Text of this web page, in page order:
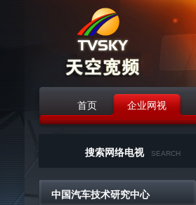
首页 企业网视
搜索网络电视
SEARCH
中国汽车技术研究中心